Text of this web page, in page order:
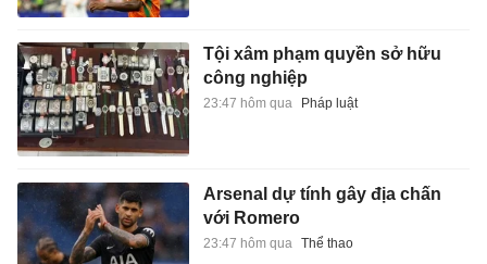
Tội xâm phạm quyền sở hữu
công nghiệp
23:47 hôm qua Pháp luật
Arsenal dự tính gây địa chấn
với Romero
23:47 hôm qua Thể thao